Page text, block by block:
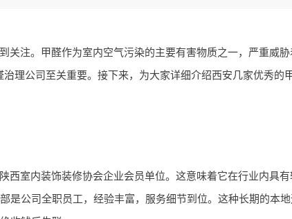
关注。甲醛作为室内空气污染的主要有害物质之一，严重威
治理公司至关重要。接下来，为大家详细介绍西安几家优秀的
室内装饰装修协会企业会员单位。这意味着它在行业内具
是公司全职员工，经验丰富，服务细节到位。这种长期的本